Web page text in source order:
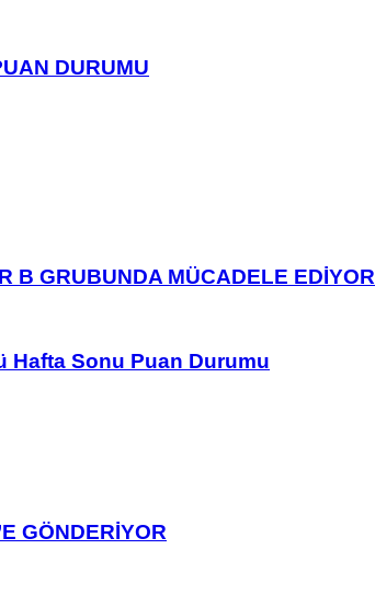
DURUMU
B GRUBUNDA MÜCADELE EDİYOR
Hafta Sonu Puan Durumu
GÖNDERİYOR